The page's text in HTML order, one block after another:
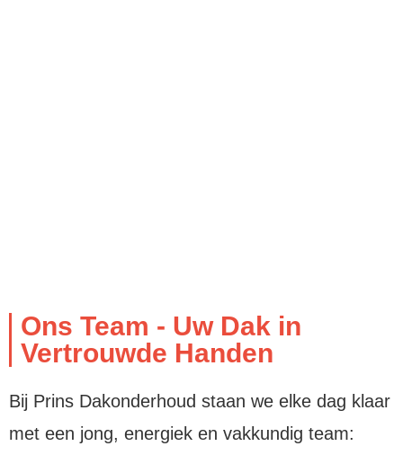
Ons Team - Uw Dak in
Vertrouwde Handen
Bij Prins Dakonderhoud staan we elke dag klaar
met een jong, energiek en vakkundig team: